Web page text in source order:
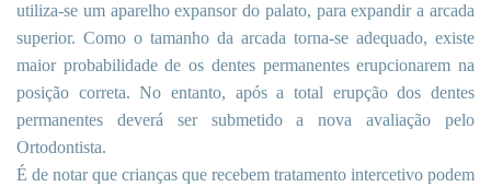
utiliza-se um aparelho expansor do palato, para expandir a arcada
superior. Como o tamanho da arcada torna-se adequado, existe
maior probabilidade de os dentes permanentes erupcionarem na
posição correta. No entanto, após a total erupção dos dentes
permanentes deverá ser submetido a nova avaliação pelo
Ortodontista.
É de notar que crianças que recebem tratamento intercetivo podem